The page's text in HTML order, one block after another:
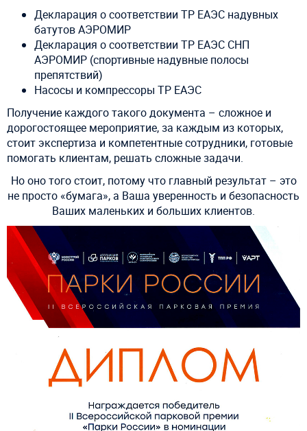
Декларация о соответствии ТР ЕАЭС надувных
батутов АЭРОМИР
Декларация о соответствии ТР ЕАЭС СНП
АЭРОМИР (спортивные надувные полосы
препятствий)
Насосы и компрессоры ТР ЕАЭС
Получение каждого такого документа – сложное и
дорогостоящее мероприятие, за каждым из которых,
стоит экспертиза и компетентные сотрудники, готовые
помогать клиентам, решать сложные задачи.
Но оно того стоит, потому что главный результат – это
не просто «бумага», а Ваша уверенность и безопасность
Ваших маленьких и больших клиентов.